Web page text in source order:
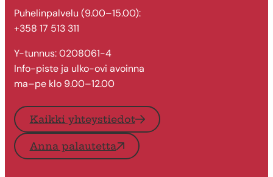
Puhelinpalvelu (9.00–15.00):
+358 17 513 311
Y-tunnus: 0208061-4
Info-piste ja ulko-ovi avoinna
ma–pe klo 9.00–12.00
Kaikki yhteystiedot
Anna palautetta